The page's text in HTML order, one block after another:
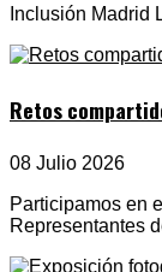
Inclusión Madrid
Retos
08 Julio 2026
Participamos en
Representantes